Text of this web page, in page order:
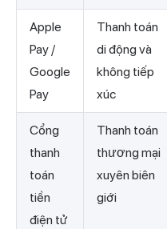
Apple
Pay /
Google
Pay
Thanh toán
di động và
không tiếp
xúc
Cổng
thanh
toán
tiền
điện tử
Thanh toán
thương mại
xuyên biên
giới